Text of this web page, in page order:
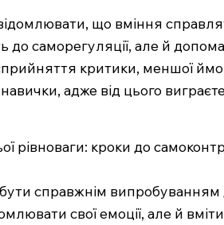
що вміння
до саморегуляції, але й
критики, меншої
навички, адже від цього
рівноваги: кроки до
справжнім випробуванням
свої емоції, але й